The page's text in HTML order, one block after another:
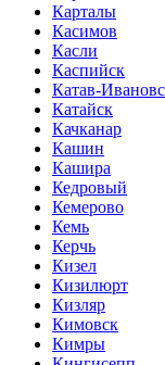
Карталы
Касимов
Касли
Каспийск
Катав-
Катайск
Качканар
Кашин
Кашира
Кедровый
Кемерово
Кемь
Керчь
Кизел
Кизилюрт
Кизляр
Кимовск
Кимры